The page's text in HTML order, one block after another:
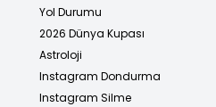
Yol Durumu
2026 Dünya Kupası
Astroloji
Instagram Dondurma
Instagram Silme